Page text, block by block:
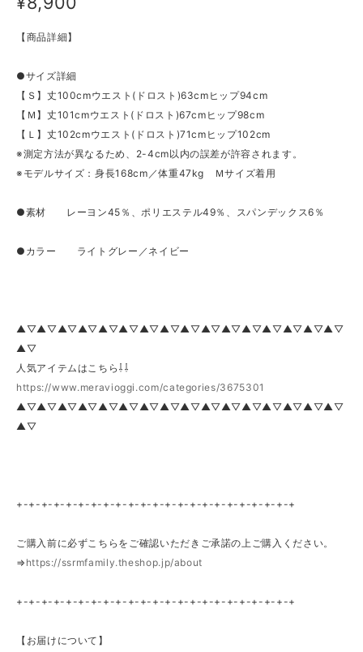
【商品詳細】
●サイズ詳細
【Ｓ】丈100cmウエスト(ドロスト)63cmヒップ94cm
【Ｍ】丈101cmウエスト(ドロスト)67cmヒップ98cm
【Ｌ】丈102cmウエスト(ドロスト)71cmヒップ102cm
※測定方法が異なるため、2-4cm以内の誤差が許容されます。
※モデルサイズ：身長168cm／体重47kg Ｍサイズ着用
●素材 レーヨン45％、ポリエステル49％、スパンデックス6％
●カラー ライトグレー／ネイビー
▲▽▲▽▲▽▲▽▲▽▲▽▲▽▲▽▲▽▲▽▲▽▲▽▲▽▲▽▲▽▲▽
▲▽
人気アイテムはこちら⇩⇩
https://www.meravioggi.com/categories/3675301
▲▽▲▽▲▽▲▽▲▽▲▽▲▽▲▽▲▽▲▽▲▽▲▽▲▽▲▽▲▽▲▽
▲▽
+-+-+-+-+-+-+-+-+-+-+-+-+-+-+-+-+-+-+-+-+-+-+
ご購入前に必ずこちらをご確認いただきご承諾の上ご購入ください。
⇒ https://ssrmfamily.theshop.jp/about
+-+-+-+-+-+-+-+-+-+-+-+-+-+-+-+-+-+-+-+-+-+-+
【お届けについて】